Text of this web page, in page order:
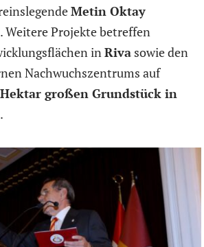
Metin Oktay
Weitere Projekte betreffen
inRiva sowie den
Nachwuchszentrums auf
Hektar großen Grundstück in
.